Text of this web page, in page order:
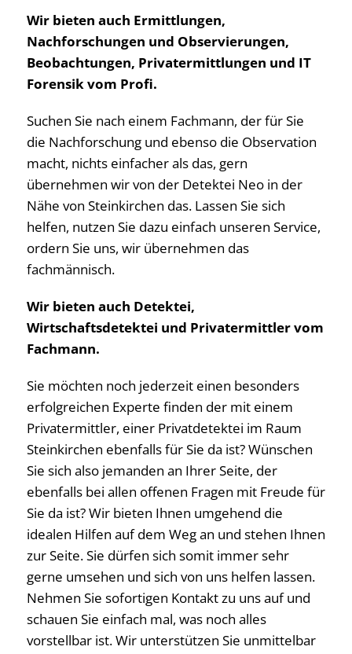
Wir bieten auch Ermittlungen,
Nachforschungen und Observierungen,
Beobachtungen, Privatermittlungen und IT
Forensik vom Profi.
Suchen Sie nach einem Fachmann, der für Sie
die Nachforschung und ebenso die Observation
macht, nichts einfacher als das, gern
übernehmen wir von der Detektei Neo in der
Nähe von Steinkirchen das. Lassen Sie sich
helfen, nutzen Sie dazu einfach unseren Service,
ordern Sie uns, wir übernehmen das
fachmännisch.
Wir bieten auch Detektei,
Wirtschaftsdetektei und Privatermittler vom
Fachmann.
Sie möchten noch jederzeit einen besonders
erfolgreichen Experte finden der mit einem
Privatermittler, einer Privatdetektei im Raum
Steinkirchen ebenfalls für Sie da ist? Wünschen
Sie sich also jemanden an Ihrer Seite, der
ebenfalls bei allen offenen Fragen mit Freude für
Sie da ist? Wir bieten Ihnen umgehend die
idealen Hilfen auf dem Weg an und stehen Ihnen
zur Seite. Sie dürfen sich somit immer sehr
gerne umsehen und sich von uns helfen lassen.
Nehmen Sie sofortigen Kontakt zu uns auf und
schauen Sie einfach mal, was noch alles
vorstellbar ist. Wir unterstützen Sie unmittelbar